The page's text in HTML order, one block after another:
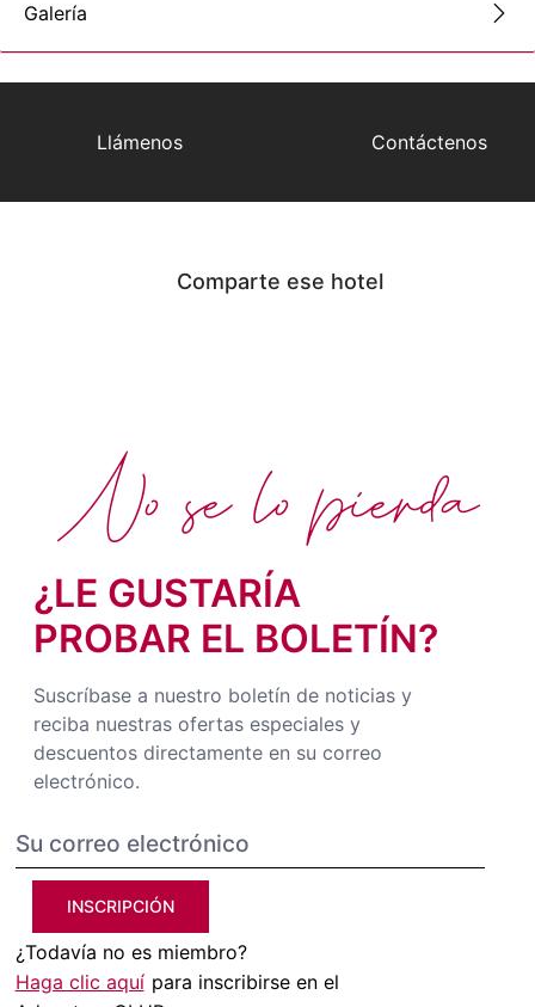
Galería
Llámenos Contáctenos
Comparte ese hotel
¿LE GUSTARÍA
PROBAR EL BOLETÍN?
Suscríbase a nuestro boletín de noticias y
reciba nuestras ofertas especiales y
descuentos directamente en su correo
electrónico.
INSCRIPCIÓN
¿Todavía no es miembro?
Haga clic aquí para inscribirse en el
No se lo pierda